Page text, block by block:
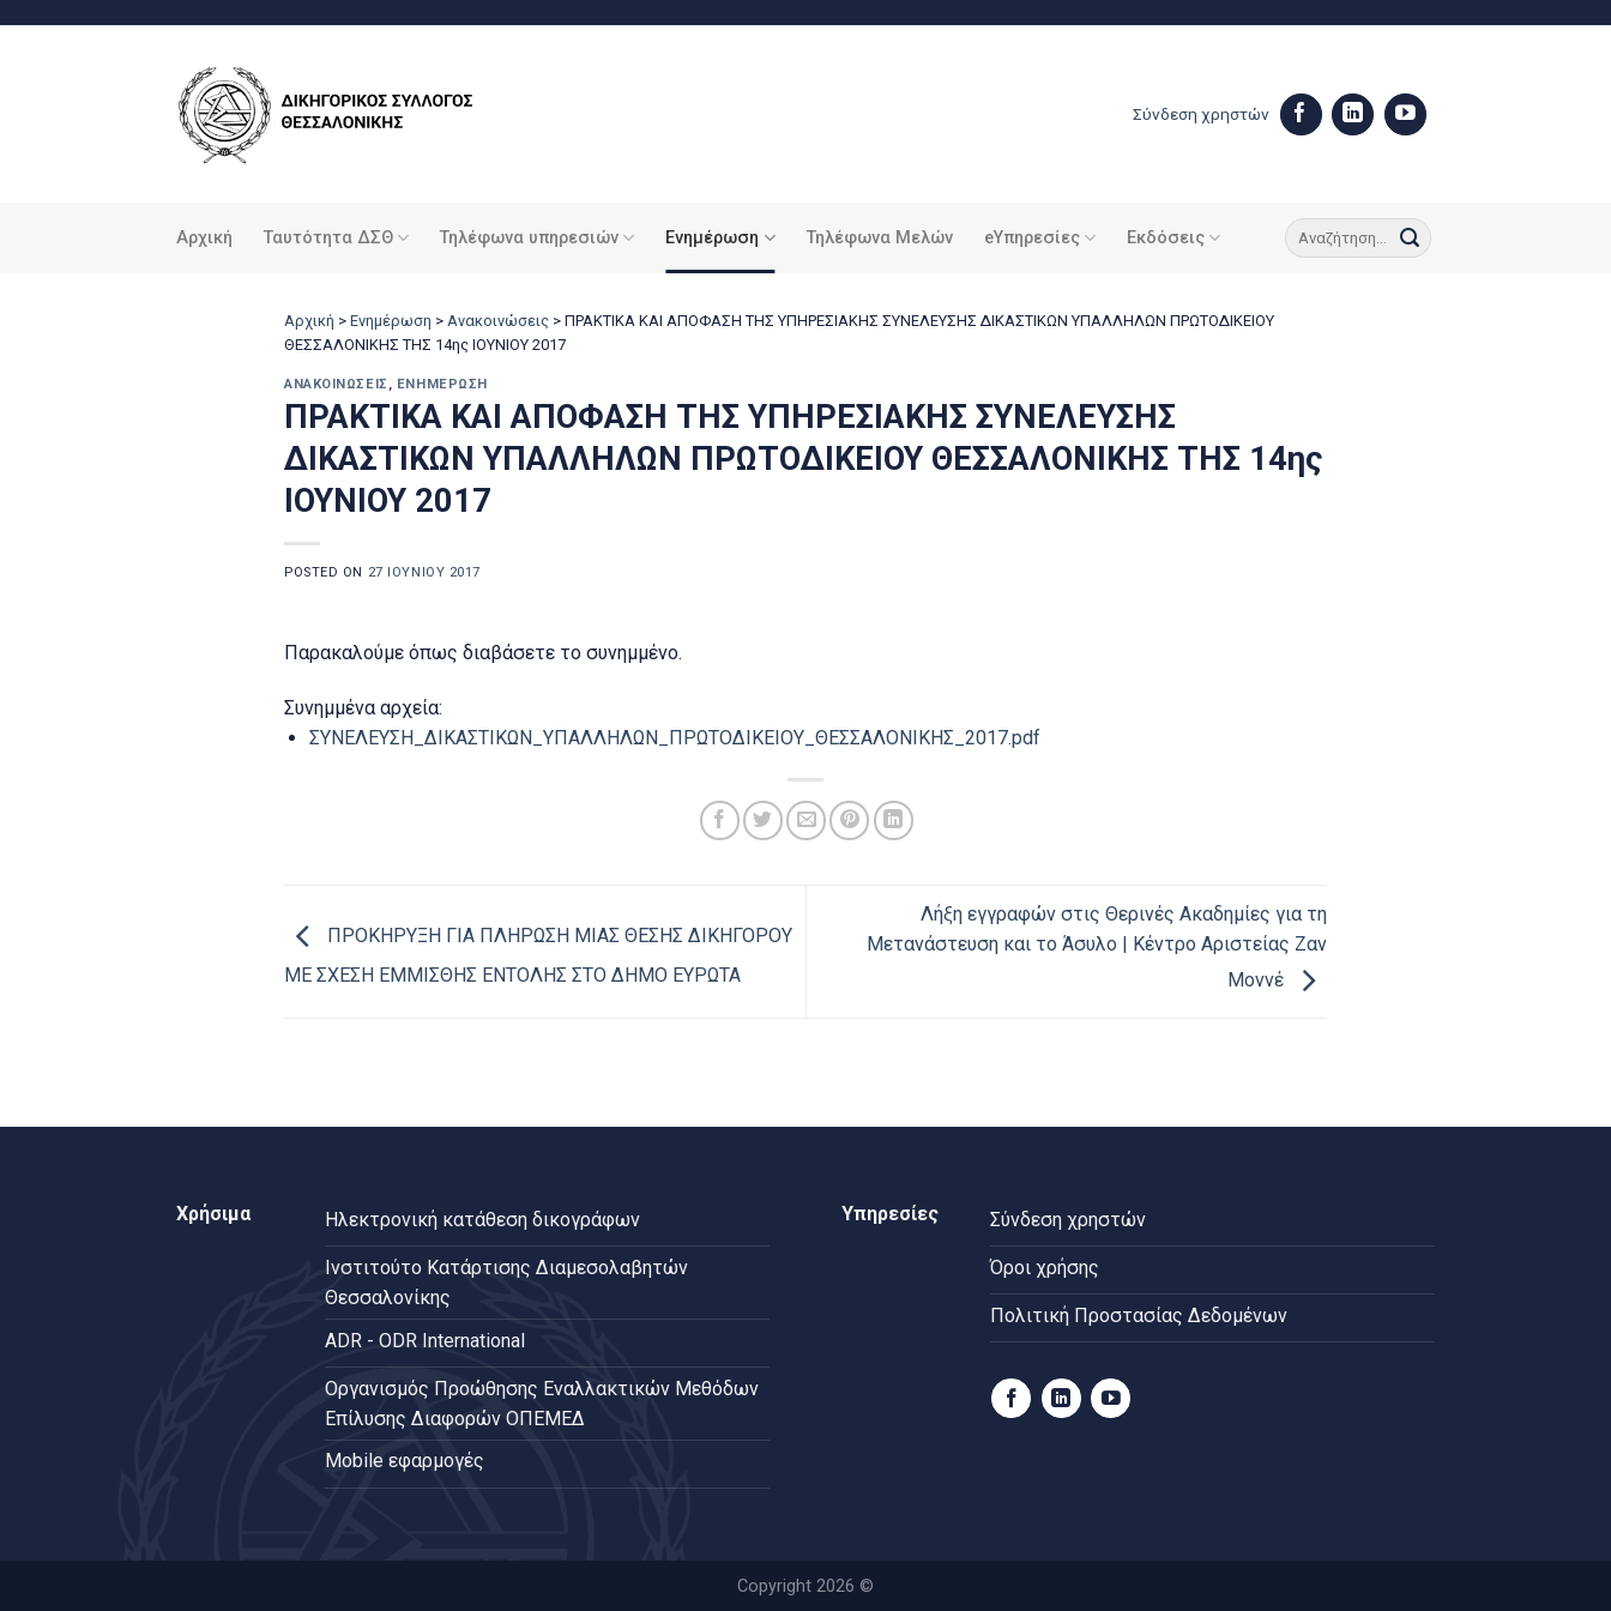
Σύνδεση χρηστών
Αρχική Ταυτότητα ΔΣΘ Τηλέφωνα υπηρεσιών Ενημέρωση Τηλέφωνα Μελών eΥπηρεσίες Εκδόσεις
Αρχική > Ενημέρωση > Ανακοινώσεις > ΠΡΑΚΤΙΚΑ ΚΑΙ ΑΠΟΦΑΣΗ ΤΗΣ ΥΠΗΡΕΣΙΑΚΗΣ ΣΥΝΕΛΕΥΣΗΣ ΔΙΚΑΣΤΙΚΩΝ ΥΠΑΛΛΗΛΩΝ ΠΡΩΤΟΔΙΚΕΙΟΥ
ΘΕΣΣΑΛΟΝΙΚΗΣ ΤΗΣ 14ης ΙΟΥΝΙΟΥ 2017
ΑΝΑΚΟΙΝΏΣΕΙΣ , ΕΝΗΜΈΡΩΣΗ
ΠΡΑΚΤΙΚΑ ΚΑΙ ΑΠΟΦΑΣΗ ΤΗΣ ΥΠΗΡΕΣΙΑΚΗΣ ΣΥΝΕΛΕΥΣΗΣ
ΔΙΚΑΣΤΙΚΩΝ ΥΠΑΛΛΗΛΩΝ ΠΡΩΤΟΔΙΚΕΙΟΥ ΘΕΣΣΑΛΟΝΙΚΗΣ ΤΗΣ 14ης
ΙΟΥΝΙΟΥ 2017
POSTED ON 27 ΙΟΥΝΊΟΥ 2017
Παρακαλούμε όπως διαβάσετε το συνημμένο.
Συνημμένα αρχεία:
ΣΥΝΕΛΕΥΣΗ_ΔΙΚΑΣΤΙΚΩΝ_ΥΠΑΛΛΗΛΩΝ_ΠΡΩΤΟΔΙΚΕΙΟΥ_ΘΕΣΣΑΛΟΝΙΚΗΣ_2017.pdf
ΠΡΟΚΗΡΥΞΗ ΓΙΑ ΠΛΗΡΩΣΗ ΜΙΑΣ ΘΕΣΗΣ ΔΙΚΗΓΟΡΟΥ
ΜΕ ΣΧΕΣΗ ΕΜΜΙΣΘΗΣ ΕΝΤΟΛΗΣ ΣΤΟ ΔΗΜΟ ΕΥΡΩΤΑ
Λήξη εγγραφών στις Θερινές Ακαδημίες για τη
Μετανάστευση και το Άσυλο | Κέντρο Αριστείας Ζαν
Μοννέ
Χρήσιμα Ηλεκτρονική κατάθεση δικογράφων
Ινστιτούτο Κατάρτισης Διαμεσολαβητών
Θεσσαλονίκης
ADR - ODR International
Oργανισμός Προώθησης Εναλλακτικών Μεθόδων
Επίλυσης Διαφορών ΟΠΕΜΕΔ
Mobile εφαρμογές
Υπηρεσίες Σύνδεση χρηστών
Όροι χρήσης
Πολιτική Προστασίας Δεδομένων
Copyright 2026 ©